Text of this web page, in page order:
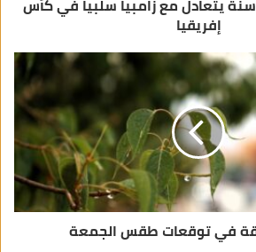
إفريقيا
في توقعات طقس الجمعة